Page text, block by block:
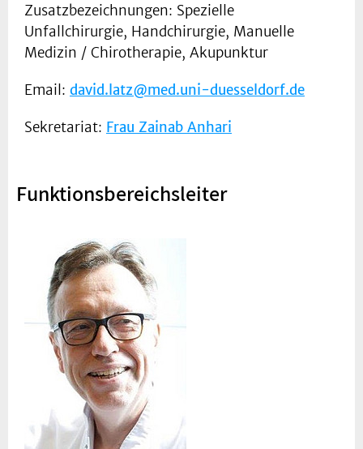
Zusatzbezeichnungen: Spezielle
Unfallchirurgie, Handchirurgie, Manuelle
Medizin / Chirotherapie, Akupunktur
Email: david.latz@med.uni-duesseldorf.de
Sekretariat: Frau Zainab Anhari
Funktionsbereichsleiter